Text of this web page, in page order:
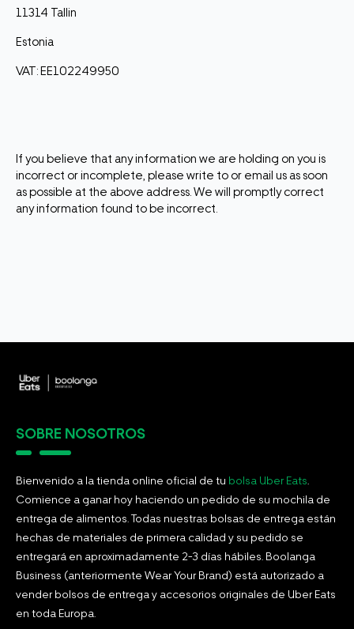
11314 Tallin
Estonia
VAT: EE102249950
If you believe that any information we are holding on you is
incorrect or incomplete, please write to or email us as soon
as possible at the above address. We will promptly correct
any information found to be incorrect.
SOBRE NOSOTROS
Bienvenido a la tienda online oficial de tu bolsa Uber Eats
Comience a ganar hoy haciendo un pedido de su mochila de
entrega de alimentos. Todas nuestras bolsas de entrega están
hechas de materiales de primera calidad y su pedido se
entregará en aproximadamente 2-3 días hábiles. Boolanga
Business (anteriormente Wear Your Brand) está autorizado a
vender bolsos de entrega y accesorios originales de Uber Eats
en toda Europa.